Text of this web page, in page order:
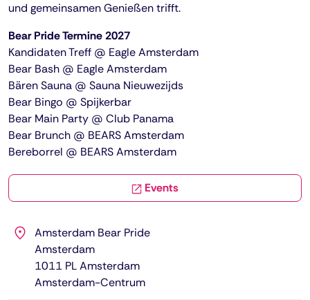
und gemeinsamen Genießen trifft.
Bear Pride Termine 2027
Kandidaten Treff @ Eagle Amsterdam
Bear Bash @ Eagle Amsterdam
Bären Sauna @ Sauna Nieuwezijds
Bear Bingo @ Spijkerbar
Bear Main Party @ Club Panama
Bear Brunch @ BEARS Amsterdam
Bereborrel @ BEARS Amsterdam
Events
Amsterdam Bear Pride
Amsterdam
1011 PLAmsterdam
Amsterdam-Centrum